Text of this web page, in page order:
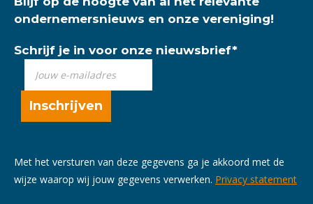
ondernemersnieuws en onze vereniging!
Schrijf je in voor onze nieuwsbrief*
Met het versturen van deze gegevens ga je akkoord met de
wijze waarop wij jouw gegevens verwerken. Privacy statement